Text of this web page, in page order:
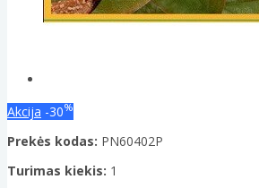
Akcija -30%
Prekės kodas: PN60402P
Turimas kiekis: 1